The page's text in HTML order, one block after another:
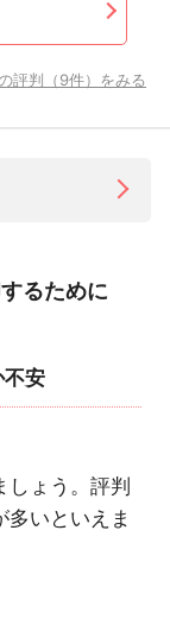
評判（9件）をみる
るために
不安
しょう。評判
いといえま